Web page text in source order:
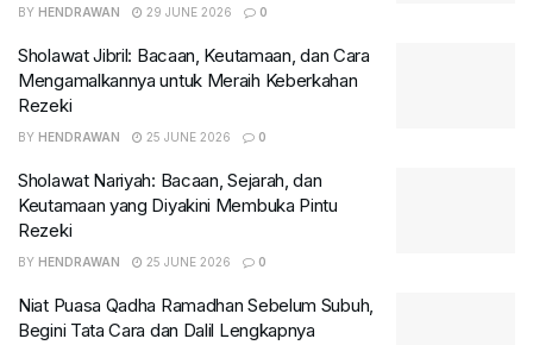
BY HENDRAWAN 29 JUNE 2026 0
Sholawat Jibril: Bacaan, Keutamaan, dan Cara
Mengamalkannya untuk Meraih Keberkahan
Rezeki
BY HENDRAWAN 25 JUNE 2026 0
Sholawat Nariyah: Bacaan, Sejarah, dan
Keutamaan yang Diyakini Membuka Pintu
Rezeki
BY HENDRAWAN 25 JUNE 2026 0
Niat Puasa Qadha Ramadhan Sebelum Subuh,
Begini Tata Cara dan Dalil Lengkapnya